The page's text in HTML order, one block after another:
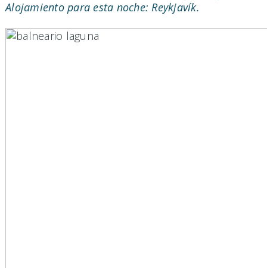
Alojamiento para esta noche: Reykjavík.